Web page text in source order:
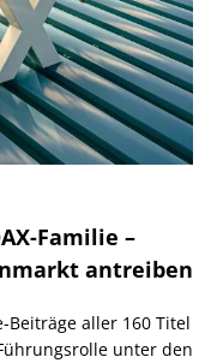
Familie –
antreiben
Beiträge aller 160 Titel
unter den